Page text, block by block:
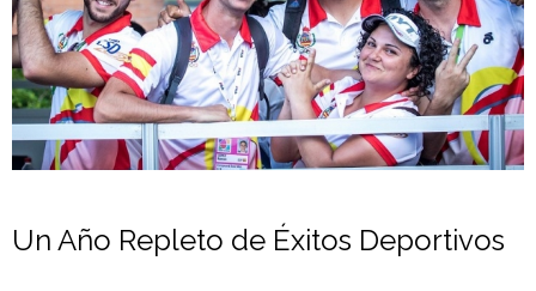
Un Año Repleto de Éxitos Deportivos